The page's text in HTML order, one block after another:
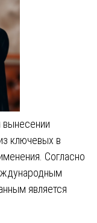
вынесении
ключевых в
Согласно
является